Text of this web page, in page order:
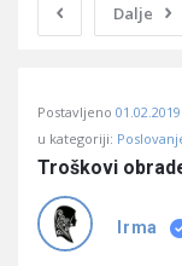
Dalje
Učene
®
Latest
Pitanja
Postavljeno 01.02.2019
u kategoriji:
Troškovi
Irma